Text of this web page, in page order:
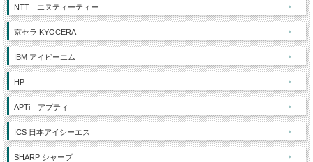
NTT エヌティーティー
京セラ KYOCERA
IBM アイビーエム
HP
APTi アプティ
ICS 日本アイシーエス
SHARP シャープ